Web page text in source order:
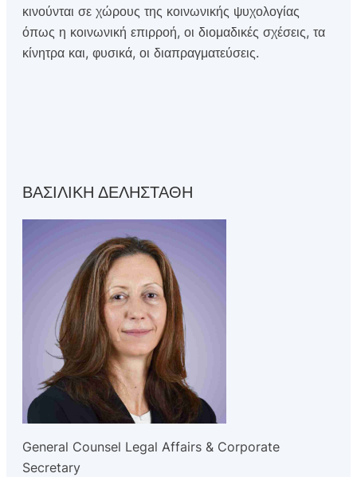
κινούνται σε χώρους της κοινωνικής ψυχολογίας
όπως η κοινωνική επιρροή, οι διομαδικές σχέσεις, τα
κίνητρα και, φυσικά, οι διαπραγματεύσεις.
ΒΑΣΙΛΙΚΗ ΔΕΛΗΣΤΑΘΗ
General Counsel Legal Affairs & Corporate
Secretary